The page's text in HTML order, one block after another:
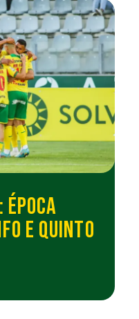
E QUINTO